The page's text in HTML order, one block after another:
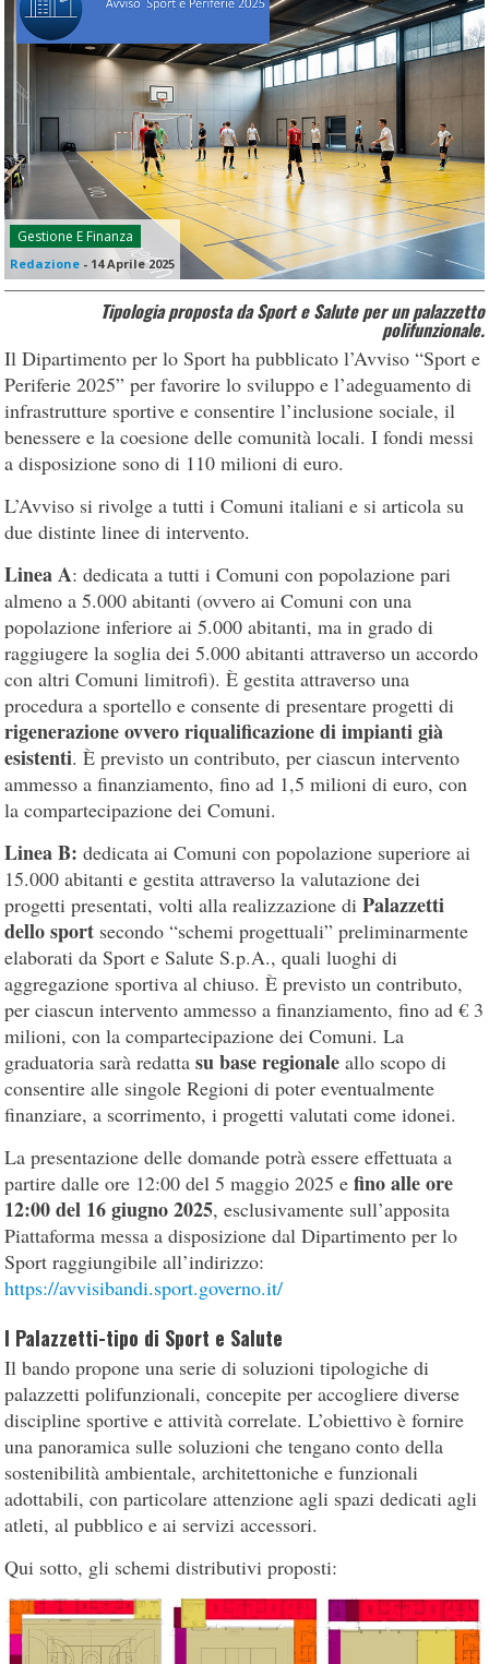
Gestione E Finanza
Redazione - 14 Aprile 2025
Tipologia proposta da Sport e Salute per un palazzetto
polifunzionale.
Il Dipartimento per lo Sport ha pubblicato l’Avviso “Sport e
Periferie 2025” per favorire lo sviluppo e l’adeguamento di
infrastrutture sportive e consentire l’inclusione sociale, il
benessere e la coesione delle comunità locali. I fondi messi
a disposizione sono di 110 milioni di euro.
L’Avviso si rivolge a tutti i Comuni italiani e si articola su
due distinte linee di intervento.
Linea A: dedicata a tutti i Comuni con popolazione pari
almeno a 5.000 abitanti (ovvero ai Comuni con una
popolazione inferiore ai 5.000 abitanti, ma in grado di
raggiugere la soglia dei 5.000 abitanti attraverso un accordo
con altri Comuni limitrofi). È gestita attraverso una
procedura a sportello e consente di presentare progetti di
rigenerazione ovvero riqualificazione di impianti già
esistenti. È previsto un contributo, per ciascun intervento
ammesso a finanziamento, fino ad 1,5 milioni di euro, con
la compartecipazione dei Comuni.
Linea B: dedicata ai Comuni con popolazione superiore ai
15.000 abitanti e gestita attraverso la valutazione dei
progetti presentati, volti alla realizzazione diPalazzetti
dello sport secondo “schemi progettuali” preliminarmente
elaborati da Sport e Salute S.p.A., quali luoghi di
aggregazione sportiva al chiuso. È previsto un contributo,
per ciascun intervento ammesso a finanziamento, fino ad € 3
milioni, con la compartecipazione dei Comuni. La
graduatoria sarà redattasu base regionale allo scopo di
consentire alle singole Regioni di poter eventualmente
finanziare, a scorrimento, i progetti valutati come idonei.
La presentazione delle domande potrà essere effettuata a
partire dalle ore 12:00 del 5 maggio 2025 efino alle ore
12:00 del 16 giugno 2025, esclusivamente sull’apposita
Piattaforma messa a disposizione dal Dipartimento per lo
Sport raggiungibile all’indirizzo:
https://avvisibandi.sport.governo.it/
I Palazzetti-tipo di Sport e Salute
Il bando propone una serie di soluzioni tipologiche di
palazzetti polifunzionali, concepite per accogliere diverse
discipline sportive e attività correlate. L’obiettivo è fornire
una panoramica sulle soluzioni che tengano conto della
sostenibilità ambientale, architettoniche e funzionali
adottabili, con particolare attenzione agli spazi dedicati agli
atleti, al pubblico e ai servizi accessori.
Qui sotto, gli schemi distributivi proposti: